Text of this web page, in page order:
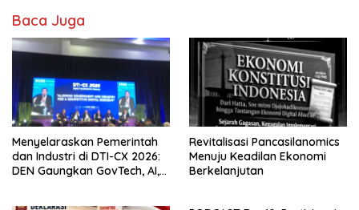
Baca Juga
Menyelaraskan Pemerintah
dan Industri di DTI-CX 2026:
DEN Gaungkan GovTech, AI,
Revitalisasi Pancasilanomics
Menuju Keadilan Ekonomi
Berkelanjutan